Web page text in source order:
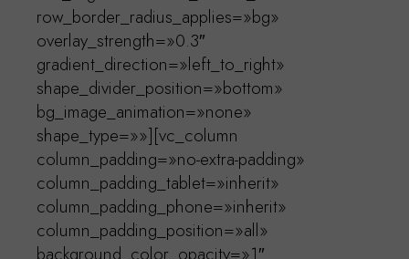
row_border_radius_applies=»bg»
overlay_strength=»0.3″
gradient_direction=»left_to_right»
shape_divider_position=»bottom»
bg_image_animation=»none»
shape_type=»»][vc_column
column_padding=»no-extra-padding»
column_padding_tablet=»inherit»
column_padding_phone=»inherit»
column_padding_position=»all»
background_color_opacity=»1″